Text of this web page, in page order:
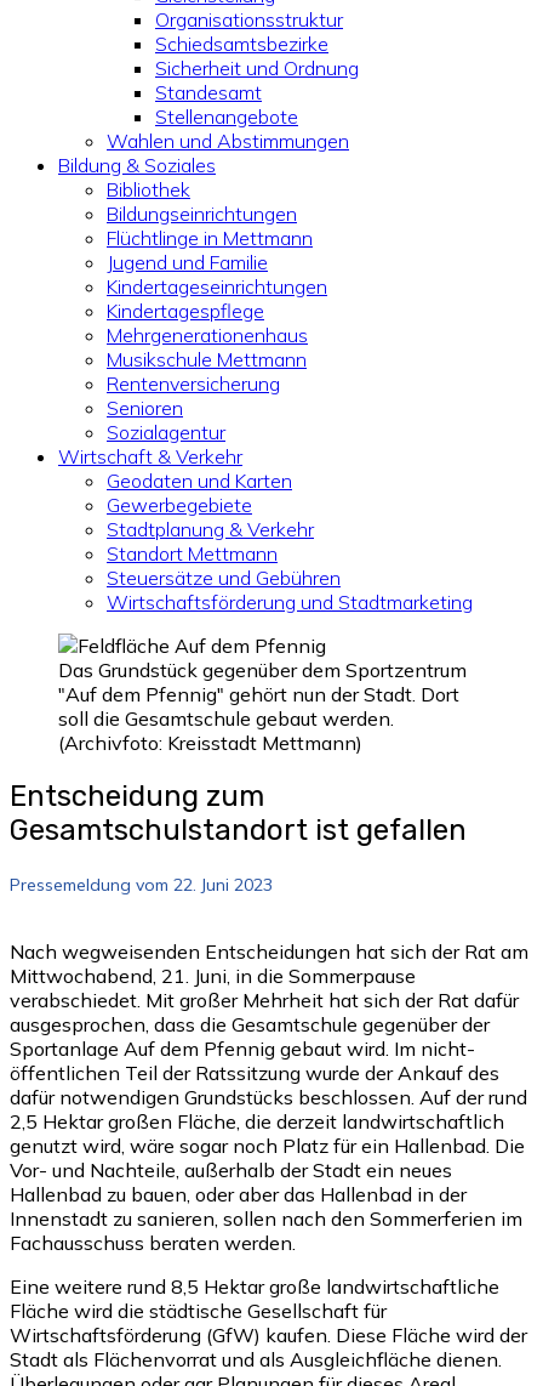
Organisationsstruktur
Schiedsamtsbezirke
Sicherheit und Ordnung
Standesamt
Stellenangebote
Wahlen und Abstimmungen
Bildung & Soziales
Bibliothek
Bildungseinrichtungen
Flüchtlinge in Mettmann
Jugend und Familie
Kindertageseinrichtungen
Kindertagespflege
Mehrgenerationenhaus
Musikschule Mettmann
Rentenversicherung
Senioren
Sozialagentur
Wirtschaft & Verkehr
Geodaten und Karten
Gewerbegebiete
Stadtplanung & Verkehr
Standort Mettmann
Steuersätze und Gebühren
Wirtschaftsförderung und Stadtmarketing
Das Grundstück gegenüber dem Sportzentrum
"Auf dem Pfennig" gehört nun der Stadt. Dort
soll die Gesamtschule gebaut werden.
(Archivfoto: Kreisstadt Mettmann)
Entscheidung zum
Gesamtschulstandort ist gefallen
Pressemeldung vom 22. Juni 2023
Nach wegweisenden Entscheidungen hat sich der Rat am
Mittwochabend, 21. Juni, in die Sommerpause
verabschiedet. Mit großer Mehrheit hat sich der Rat dafür
ausgesprochen, dass die Gesamtschule gegenüber der
Sportanlage Auf dem Pfennig gebaut wird. Im nicht-
öffentlichen Teil der Ratssitzung wurde der Ankauf des
dafür notwendigen Grundstücks beschlossen. Auf der rund
2,5 Hektar großen Fläche, die derzeit landwirtschaftlich
genutzt wird, wäre sogar noch Platz für ein Hallenbad. Die
Vor- und Nachteile, außerhalb der Stadt ein neues
Hallenbad zu bauen, oder aber das Hallenbad in der
Innenstadt zu sanieren, sollen nach den Sommerferien im
Fachausschuss beraten werden.
Eine weitere rund 8,5 Hektar große landwirtschaftliche
Fläche wird die städtische Gesellschaft für
Wirtschaftsförderung (GfW) kaufen. Diese Fläche wird der
Stadt als Flächenvorrat und als Ausgleichfläche dienen.